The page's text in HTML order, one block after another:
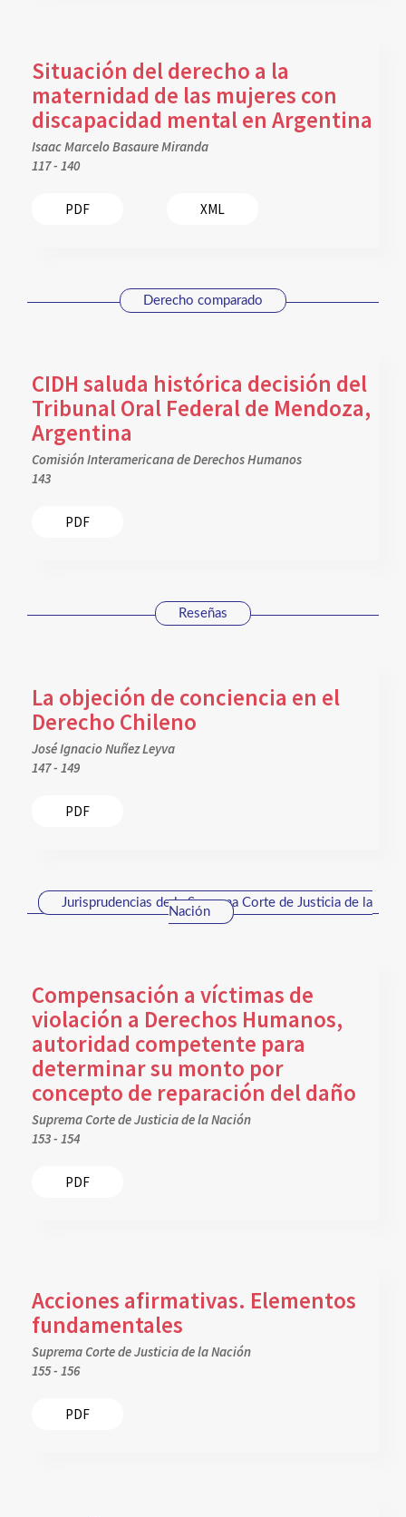
Situación del derecho a la
maternidad de las mujeres con
discapacidad mental en Argentina
Isaac Marcelo Basaure Miranda
117 - 140
PDF XML
Derecho comparado
CIDH saluda histórica decisión del
Tribunal Oral Federal de Mendoza,
Argentina
Comisión Interamericana de Derechos Humanos
143
PDF
Reseñas
La objeción de conciencia en el
Derecho Chileno
José Ignacio Nuñez Leyva
147 - 149
PDF
Jurisprudencias de la Suprema Corte de Justicia de la
Nación
Compensación a víctimas de
violación a Derechos Humanos,
autoridad competente para
determinar su monto por
concepto de reparación del daño
Suprema Corte de Justicia de la Nación
153 - 154
PDF
Acciones afirmativas. Elementos
fundamentales
Suprema Corte de Justicia de la Nación
155 - 156
PDF